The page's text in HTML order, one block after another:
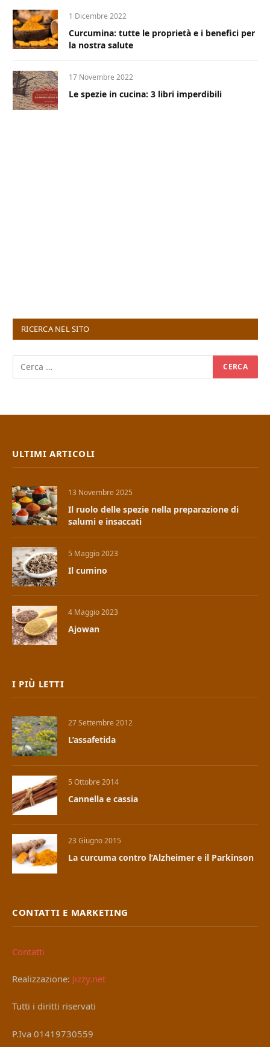
1 Dicembre 2022
Curcumina: tutte le proprietà e i benefici per
la nostra salute
17 Novembre 2022
Le spezie in cucina: 3 libri imperdibili
RICERCA NEL SITO
ULTIMI ARTICOLI
13 Novembre 2025
Il ruolo delle spezie nella preparazione di
salumi e insaccati
5 Maggio 2023
Il cumino
4 Maggio 2023
Ajowan
I PIÙ LETTI
27 Settembre 2012
L’assafetida
5 Ottobre 2014
Cannella e cassia
23 Giugno 2015
La curcuma contro l’Alzheimer e il Parkinson
CONTATTI E MARKETING
Contatti
Realizzazione: Jizzy.net
Tutti i diritti riservati
P.Iva 01419730559